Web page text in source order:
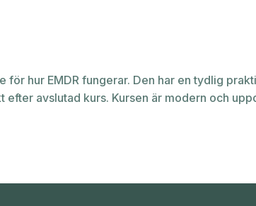
hur EMDR fungerar. Den har en tydlig
avslutad kurs. Kursen är modern och